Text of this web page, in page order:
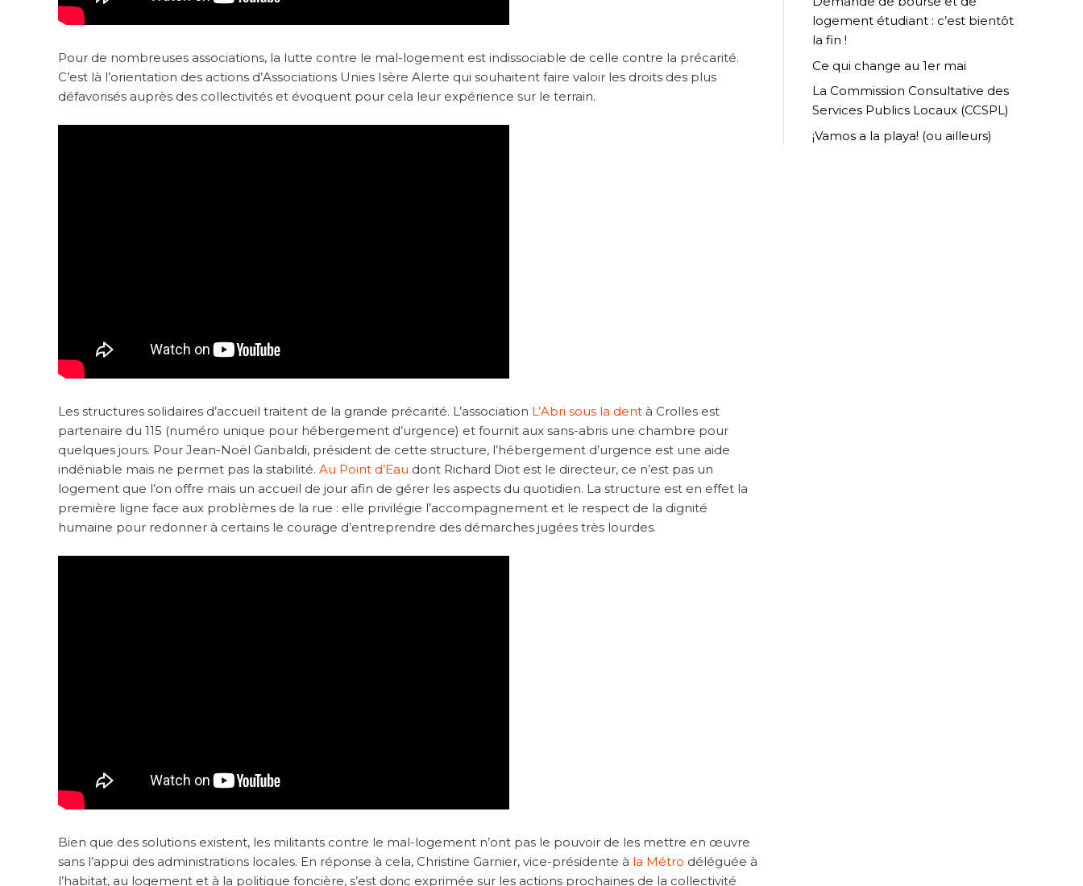
Pour de nombreuses associations, la lutte contre le mal-logement est indissociable de celle contre la précarité.
C’est là l’orientation des actions d’Associations Unies Isère Alerte qui souhaitent faire valoir les droits des plus
défavorisés auprès des collectivités et évoquent pour cela leur expérience sur le terrain.
Les structures solidaires d’accueil traitent de la grande précarité. L’association L’Abri sous la dent à Crolles est
partenaire du 115 (numéro unique pour hébergement d’urgence) et fournit aux sans-abris une chambre pour
quelques jours. Pour Jean-Noël Garibaldi, président de cette structure, l’hébergement d’urgence est une aide
indéniable mais ne permet pas la stabilité. Au Point d’Eau dont Richard Diot est le directeur, ce n’est pas un
logement que l’on offre mais un accueil de jour afin de gérer les aspects du quotidien. La structure est en effet la
première ligne face aux problèmes de la rue : elle privilégie l’accompagnement et le respect de la dignité
humaine pour redonner à certains le courage d’entreprendre des démarches jugées très lourdes.
Bien que des solutions existent, les militants contre le mal-logement n’ont pas le pouvoir de les mettre en œuvre
sans l’appui des administrations locales. En réponse à cela, Christine Garnier, vice-présidente à la Métro déléguée à
l’habitat, au logement et à la politique foncière, s’est donc exprimée sur les actions prochaines de la collectivité
logement étudiant : c’est bientôt
la fin !
Ce qui change au 1er mai
La Commission Consultative des
Services Publics Locaux (CCSPL)
¡Vamos a la playa! (ou ailleurs)